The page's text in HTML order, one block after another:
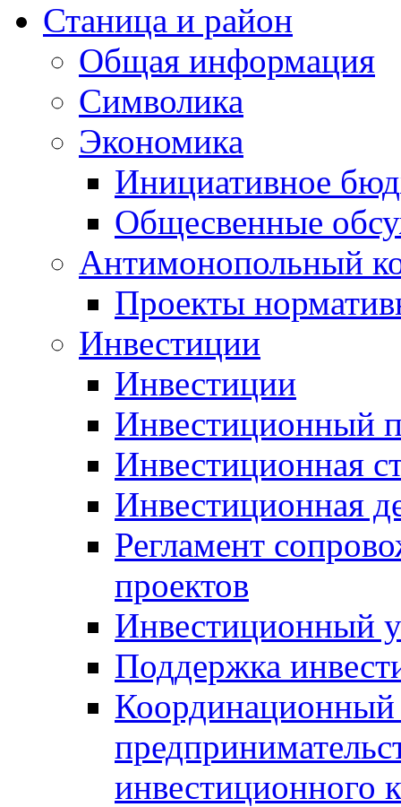
Станица и район
Общая информация
Символика
Экономика
Инициативное
Общесвенные
Антимонопольный
Проекты
Инвестиции
Инвестиции
Инвестиционный
Инвестиционная
Инвестиционная
Регламент
проектов
Инвестиционный
Поддержка
Координационный
инвестиционного